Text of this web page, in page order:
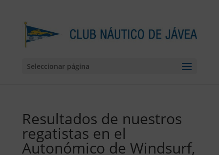
Seleccionar página
Resultados de nuestros
regatistas en el
Autonómico de Windsurf,